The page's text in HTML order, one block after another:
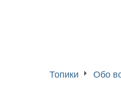
Топики Обо